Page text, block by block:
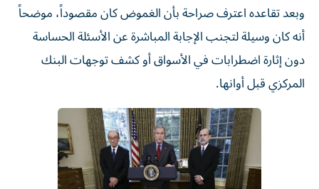
وبعد تقاعده اعترف صراحة بأن الغموض كان مقصوداً، موضحاً
أنه كان وسيلة لتجنب الإجابة المباشرة عن الأسئلة الحساسة
دون إثارة اضطرابات في الأسواق أو كشف توجهات البنك
المركزي قبل أوانها.